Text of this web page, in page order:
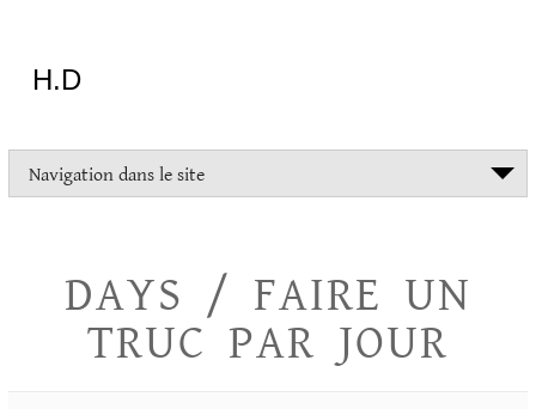
H.D
Navigation dans le site
DAYS / FAIRE UN
TRUC PAR JOUR